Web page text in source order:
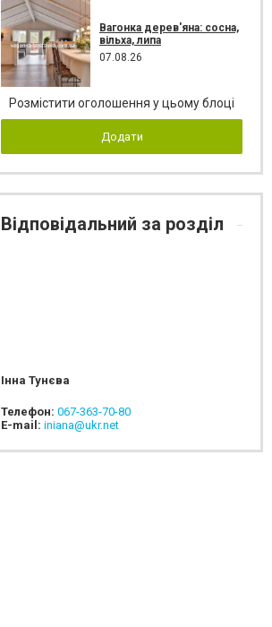
Вагонка дерев'яна: сосна,
вільха, липа
07.08.26
Розмістити оголошення у цьому блоці
Додати
Відповідальний за розділ
Інна Тунєва
Телефон: 067-363-70-80
E-mail: iniana@ukr.net